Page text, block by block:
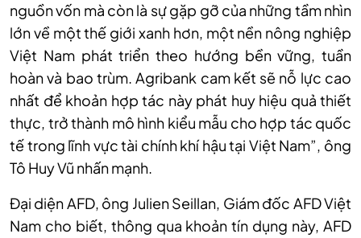
nguồn vốn mà còn là sự gặp gỡ của những tầm nhìn
lớn về một thế giới xanh hơn, một nền nông nghiệp
Việt Nam phát triển theo hướng bền vững, tuần
hoàn và bao trùm. Agribank cam kết sẽ nỗ lực cao
nhất để khoản hợp tác này phát huy hiệu quả thiết
thực, trở thành mô hình kiểu mẫu cho hợp tác quốc
tế trong lĩnh vực tài chính khí hậu tại Việt Nam”, ông
Tô Huy Vũ nhấn mạnh.
Đại diện AFD, ông Julien Seillan, Giám đốc AFD Việt
Nam cho biết, thông qua khoản tín dụng này, AFD